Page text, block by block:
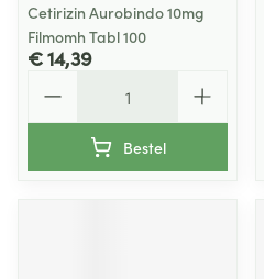
Cetirizin Aurobindo 10mg
Filmomh Tabl 100
€ 14,39
Bestel